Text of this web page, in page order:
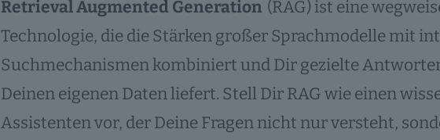
Retrieval Augmented Generation (RAG) ist eine
Technologie, die die Stärken großer Sprachmodelle mit
Suchmechanismen kombiniert und Dir gezielte
Deinen eigenen Daten liefert. Stell Dir RAG wie einen
Assistenten vor, der Deine Fragen nicht nur versteht,